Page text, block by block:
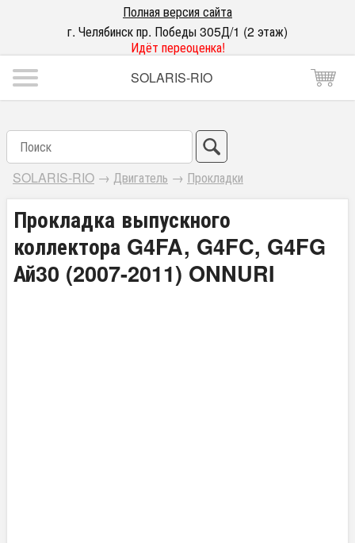
Полная версия сайта
г. Челябинск пр. Победы 305Д/1 (2 этаж)
Идёт переоценка!
SOLARIS-RIO
SOLARIS-RIO → Двигатель → Прокладки
Прокладка выпускного
коллектора G4FA, G4FC, G4FG
Ай30 (2007-2011) ONNURI